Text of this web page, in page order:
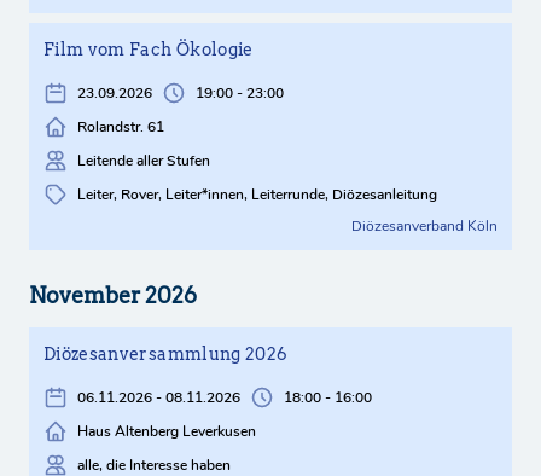
Film vom Fach Ökologie
23.09.2026
19:00 - 23:00
Rolandstr. 61
Leitende aller Stufen
Leiter, Rover, Leiter*innen, Leiterrunde, Diözesanleitung
Diözesanverband Köln
November 2026
Diözesanversammlung 2026
06.11.2026 - 08.11.2026
18:00 - 16:00
Haus Altenberg Leverkusen
alle, die Interesse haben